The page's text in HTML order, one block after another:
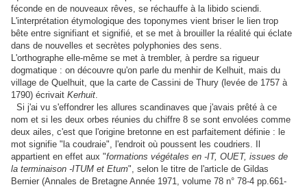
féconde en de nouveaux rêves, se réchauffe à la libido sciendi.
L'interprétation étymologique des toponymes vient briser le lien trop
bête entre signifiant et signifié, et se met à brouiller la réalité qui éclate
dans de nouvelles et secrètes polyphonies des sens.
L'orthographe elle-même se met à trembler, à perdre sa rigueur
dogmatique : on découvre qu'on parle du menhir de Kelhuit, mais du
village de Quelhuit, que la carte de Cassini de Thury (levée de 1757 à
1790) écrivait Kerhuit
Si j'ai vu s'effondrer les allures scandinaves que j'avais prêté à ce
nom et si les deux orbes réunies du chiffre 8 se sont envolées comme
deux ailes, c'est que l'origine bretonne en est parfaitement définie : le
mot signifie "la coudraie", l'endroit où poussent les coudriers. Il
appartient en effet aux "formations végétales en -IT, OUET, issues de
la terminaison -ITUM et Etum", selon le titre de l'article de Gildas
Bernier (Annales de Bretagne Année 1971, volume 78 n° 78-4 pp.661-